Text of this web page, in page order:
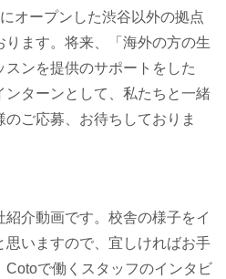
オープンした渋谷以外の拠点
ます。将来、「海外の方の生
ンを提供のサポートをした
ンターンとして、私たちと一緒
ご応募、お待ちしておりま
紹介動画です。校舎の様子をイ
思いますので、宜しければお手
で働くスタッフのインタビ